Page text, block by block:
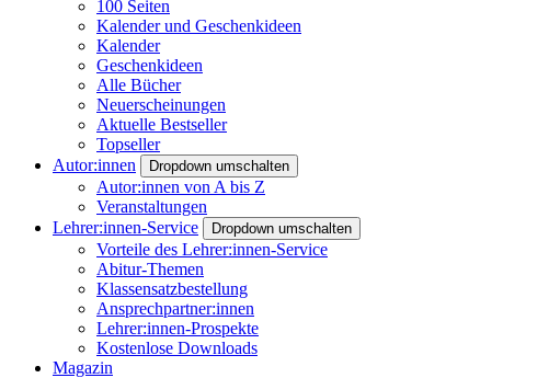
100 Seiten
Kalender und Geschenkideen
Kalender
Geschenkideen
Alle Bücher
Neuerscheinungen
Aktuelle Bestseller
Topseller
Autor:innen
Dropdown umschalten
Autor:innen von A bis Z
Veranstaltungen
Lehrer:innen-Service
Dropdown umschalten
Vorteile des Lehrer:innen-Service
Abitur-Themen
Klassensatzbestellung
Ansprechpartner:innen
Lehrer:innen-Prospekte
Kostenlose Downloads
Magazin